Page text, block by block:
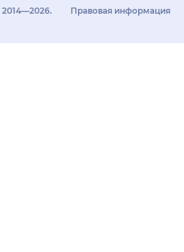
Правовая информация